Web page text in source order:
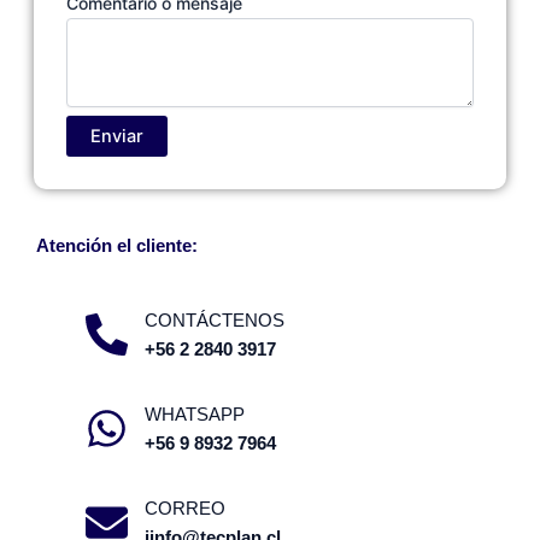
o
Enviar
Atención el cliente:
CONTÁCTENOS
+56 2 2840 3917
WHATSAPP
+56 9 8932 7964
CORREO